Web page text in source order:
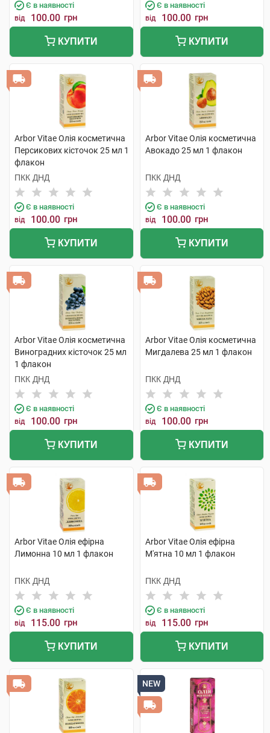
Є в наявності
від 100.00 грн
КУПИТИ
Є в наявності
від 100.00 грн
КУПИТИ
Arbor Vitae Олія косметична
Персикових кісточок 25 мл 1
флакон
ПКК ДНД
Є в наявності
від 100.00 грн
КУПИТИ
Arbor Vitae Олія косметична
Авокадо 25 мл 1 флакон
ПКК ДНД
Є в наявності
від 100.00 грн
КУПИТИ
Arbor Vitae Олія косметична
Виноградних кісточок 25 мл
1 флакон
ПКК ДНД
Є в наявності
від 100.00 грн
КУПИТИ
Arbor Vitae Олія косметична
Мигдалева 25 мл 1 флакон
ПКК ДНД
Є в наявності
від 100.00 грн
КУПИТИ
Arbor Vitae Олія ефірна
Лимонна 10 мл 1 флакон
ПКК ДНД
Є в наявності
від 115.00 грн
КУПИТИ
Arbor Vitae Олія ефірна
М'ятна 10 мл 1 флакон
ПКК ДНД
Є в наявності
від 115.00 грн
КУПИТИ
NEW